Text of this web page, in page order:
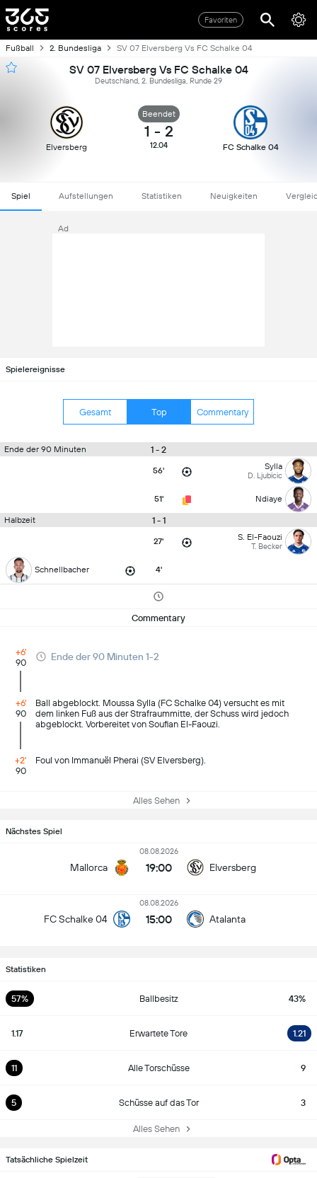
Favoriten
Fußball 2. Bundesliga SV 07 Elversberg Vs FC Schalke 04
SV 07 Elversberg Vs FC Schalke 04
Deutschland, 2. Bundesliga, Runde 29
Elversberg
Beendet
1 - 2
12.04 FC Schalke 04
Spiel Aufstellungen Statistiken Neuigkeiten
Ad
Spielereignisse
Gesamt Top Commentary
Ende der 90 Minuten 1 - 2
56' Sylla
D. Ljubicic
51' Ndiaye
Halbzeit 1 - 1
27' S. El-Faouzi
T. Becker
Schnellbacher 4'
Commentary
+6'
90
Ende der 90 Minuten 1-2
+6'
90
Ball abgeblockt. Moussa Sylla (FC Schalke 04) versucht es mit
dem linken Fuß aus der Strafraummitte, der Schuss wird jedoch
abgeblockt. Vorbereitet von Soufian El-Faouzi.
+2'
90
Foul von Immanuël Pherai (SV Elversberg).
Alles Sehen
Nächstes Spiel
Mallorca
08.08.2026
19:00 Elversberg
FC Schalke 04
08.08.2026
15:00 Atalanta
Statistiken
57% Ballbesitz 43%
1.17 Erwartete Tore 1.21
11 Alle Torschüsse 9
5 Schüsse auf das Tor 3
Alles Sehen
Tatsächliche Spielzeit